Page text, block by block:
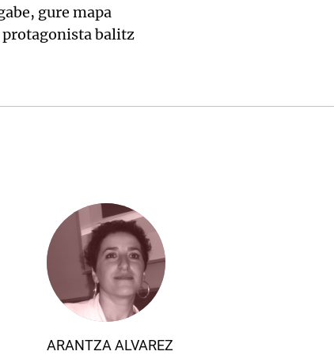
gure mapa
balitz
ARANTZA ALVAREZ